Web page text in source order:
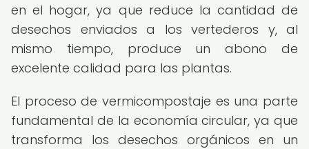
en el hogar, ya que reduce la cantidad de
desechos enviados a los vertederos y, al
mismo tiempo, produce un abono de
excelente calidad para las plantas.
El proceso de vermicompostaje es una parte
fundamental de la economía circular, ya que
transforma los desechos orgánicos en un